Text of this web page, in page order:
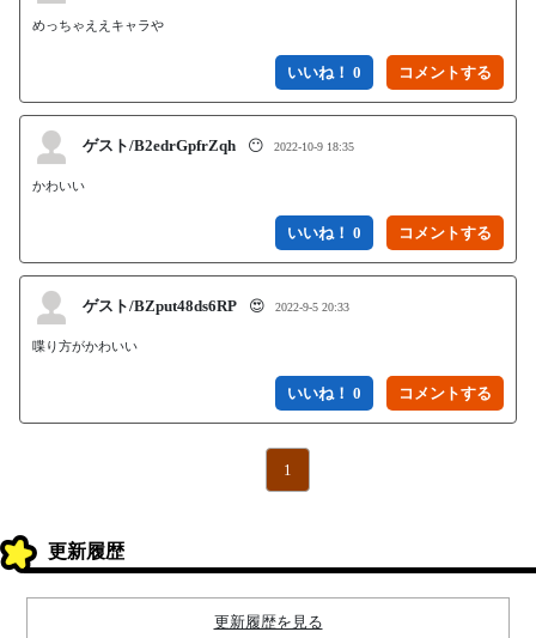
めっちゃええキャラや
いいね！ 0
ゲスト/B2edrGpfrZqh 😶 2022-10-9 18:35
かわいい
いいね！ 0
ゲスト/BZput48ds6RP 😍 2022-9-5 20:33
喋り方がかわいい
いいね！ 0
1
更新履歴
更新履歴を見る